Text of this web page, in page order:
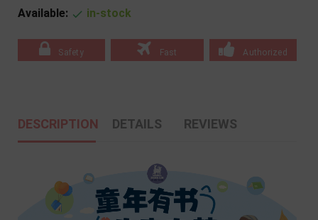
Available:  in-stock
Safety Fast Authorized
DESCRIPTION DETAILS REVIEWS